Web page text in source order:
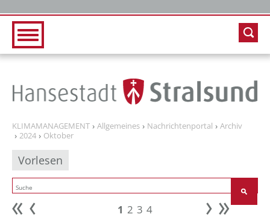
KLIMAMANAGEMENT Allgemeines Nachrichtenportal
Archiv
2024
Oktober
Vorlesen
Anfang 1 2 3 4 weiter